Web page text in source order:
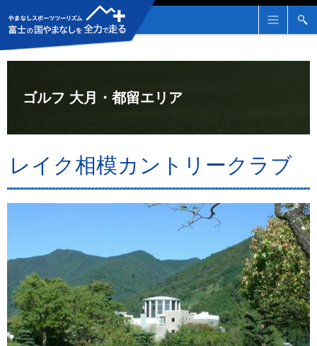
メ
ー
検
ゴルフ 大月・都留エリア
レイク相模カントリークラブ